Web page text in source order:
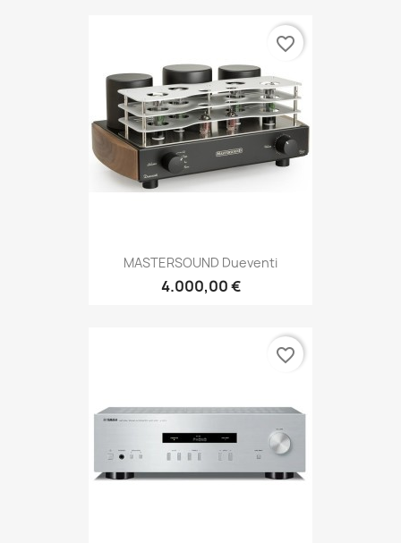
MASTERSOUND Dueventi
4.000,00 €
favorite_border
favorite_border